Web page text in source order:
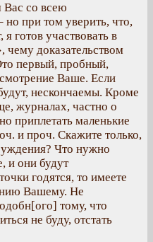
Вас со всею
но при том уверить, что,
готов участвовать в
чему доказательством
первый, пробный,
Ваше. Если
нескончаемы. Кроме
журналах, частно о
приплетать маленькие
и проч. Скажите только,
Что нужно
и они будут
годятся, то имеете
Вашему. Не
тому, что
не буду, отстать